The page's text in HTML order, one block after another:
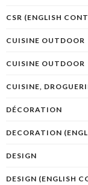
CSR (ENGLISH
CUISINE OUTDOOR
CUISINE OUTDOOR
CUISINE,
DÉCORATION
DECORATION
DESIGN
DESIGN (ENGLISH